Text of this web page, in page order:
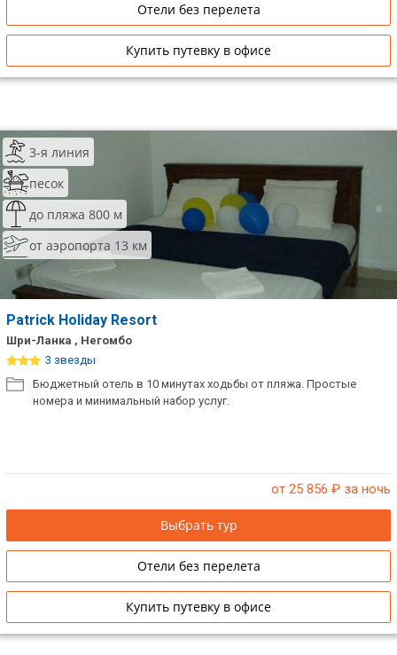
Отели без перелета
Купить путевку в офисе
3-я линия
песок
до пляжа 800 м
от аэропорта 13 км
Patrick Holiday Resort
Шри-Ланка , Негомбо
3 звезды
Бюджетный отель в 10 минутах ходьбы от пляжа. Простые
номера и минимальный набор услуг.
от 25 856 ₽ за ночь
Выбрать тур
Отели без перелета
Купить путевку в офисе